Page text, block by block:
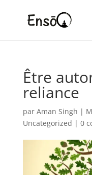
Être
reliance
par Aman Singh |
Uncategorized | 0